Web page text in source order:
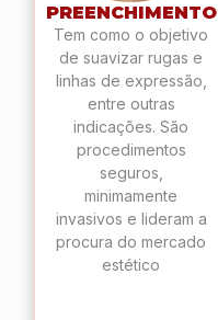
PREENCHIMENTO
Tem como o objetivo
de suavizar rugas e
linhas de expressão,
entre outras
indicações. São
procedimentos
seguros,
minimamente
invasivos e lideram a
procura do mercado
estético